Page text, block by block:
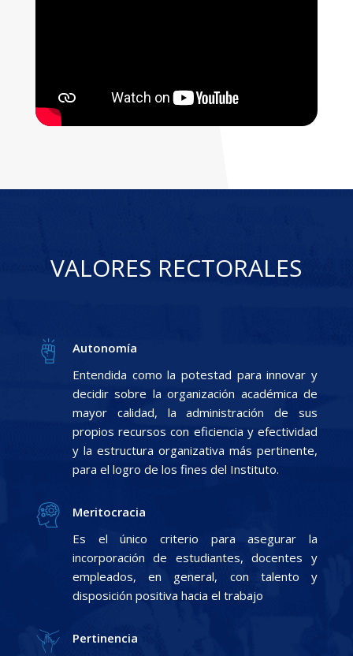
VALORES RECTORALES
Autonomía
Entendida como la potestad para innovar y
decidir sobre la organización académica de
mayor calidad, la administración de sus
propios recursos con eficiencia y efectividad
y la estructura organizativa más pertinente,
para el logro de los fines del Instituto.
Meritocracia
Es el único criterio para asegurar la
incorporación de estudiantes, docentes y
empleados, en general, con talento y
disposición positiva hacia el trabajo
Pertinencia